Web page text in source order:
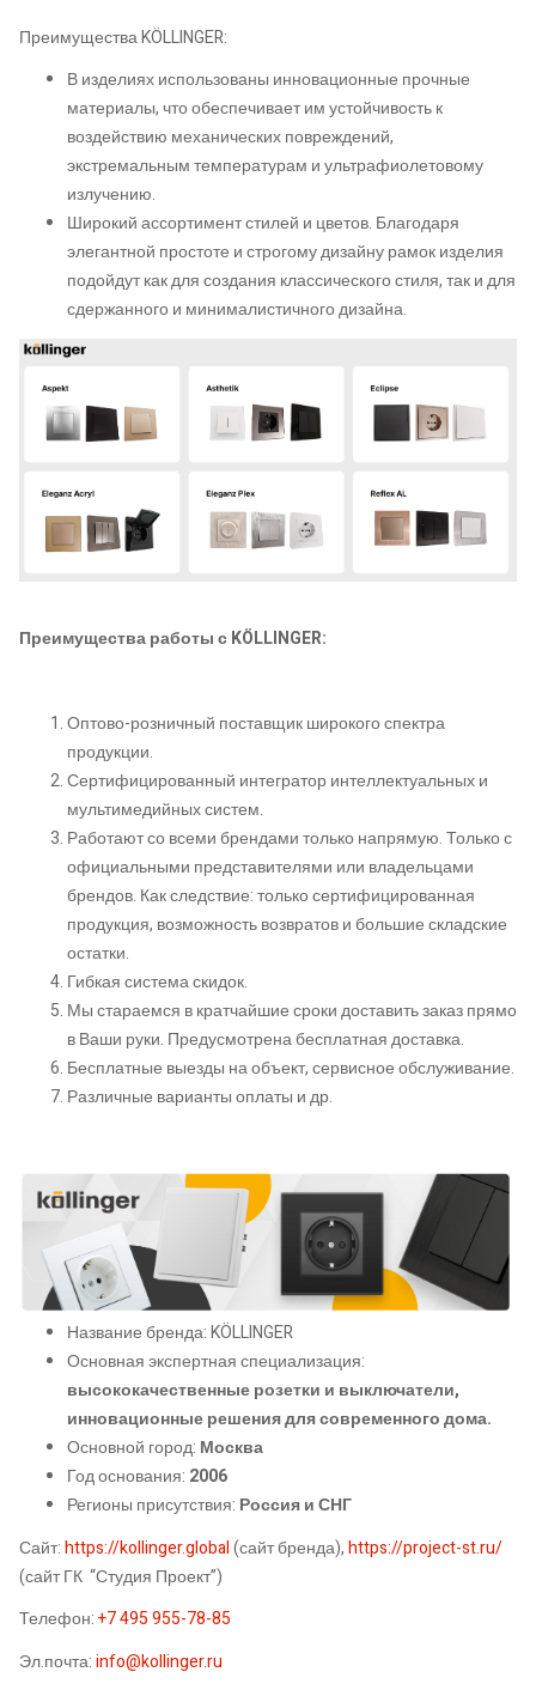
Преимущества KÖLLINGER:
В изделиях использованы инновационные прочные
материалы, что обеспечивает им устойчивость к
воздействию механических повреждений,
экстремальным температурам и ультрафиолетовому
излучению.
Широкий ассортимент стилей и цветов. Благодаря
элегантной простоте и строгому дизайну рамок изделия
подойдут как для создания классического стиля, так и для
сдержанного и минималистичного дизайна.
Преимущества работы с KÖLLINGER:
Оптово-розничный поставщик широкого спектра
продукции.
Сертифицированный интегратор интеллектуальных и
мультимедийных систем.
Работают со всеми брендами только напрямую. Только с
официальными представителями или владельцами
брендов. Как следствие: только сертифицированная
продукция, возможность возвратов и большие складские
остатки.
Гибкая система скидок.
Мы стараемся в кратчайшие сроки доставить заказ прямо
в Ваши руки. Предусмотрена бесплатная доставка.
Бесплатные выезды на объект, сервисное обслуживание.
Различные варианты оплаты и др.
Название бренда: KÖLLINGER
Основная экспертная специализация:
высококачественные розетки и выключатели,
инновационные решения для современного дома.
Основной город: Москва
Год основания: 2006
Регионы присутствия: Россия и СНГ
Сайт:https://kollinger.global(сайт бренда),https://project-st.ru/
(сайт ГК “Студия Проект”)
Телефон:+7 495 955-78-85
Эл.почта:info@kollinger.ru